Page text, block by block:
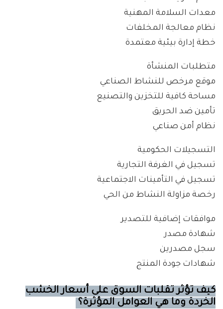
معدات السلامة المهنية
نظام معالجة المخلفات
خطة إدارة بيئية معتمدة
متطلبات المنشأة
موقع مرخص للنشاط الصناعي
مساحة كافية للتخزين والتصنيع
تأمين ضد الحريق
نظام أمن صناعي
التسجيلات الحكومية
تسجيل في الغرفة التجارية
تسجيل في التأمينات الاجتماعية
رخصة مزاولة النشاط من الحي
موافقات إضافية للتصدير
شهادة مصدر
سجل مصدرين
شهادات جودة المنتج
كيف تؤثر تقلبات السوق على أسعار الخشب
الخردة وما هي العوامل المؤثرة؟